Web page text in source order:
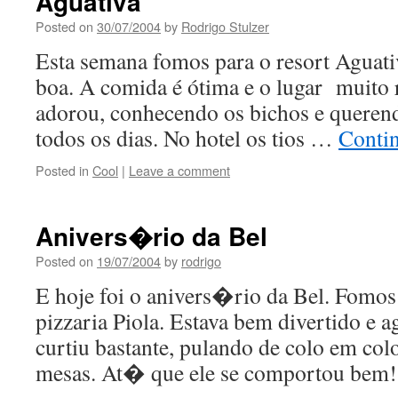
Posted on 30/07/2004by Rodrigo Stulzer
Esta semana fomos para o resort
boa. A comida é ótima e o lugar muito
adorou, conhecendo os bichos e
todos os dias. No hotel os tios …
Posted in Cool | Leave a comment
Anivers�rio da Bel
Posted on 19/07/2004by rodrigo
E hoje foi o anivers�rio da Bel.
pizzaria Piola. Estava bem divertido e
curtiu bastante, pulando de colo em
mesas. At� que ele se comportou bem!